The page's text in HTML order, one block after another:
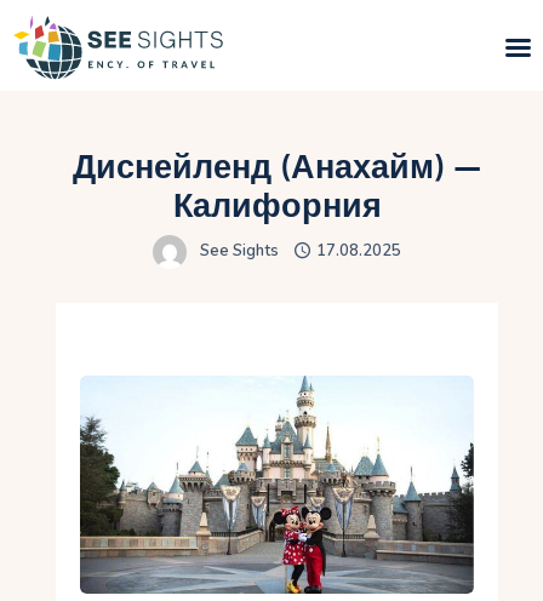
Горящие туры
Типы Туров
Инфо
Блог
Контакты
Укр
Диснейленд (Анахайм) —
Калифорния
See Sights 17.08.2025